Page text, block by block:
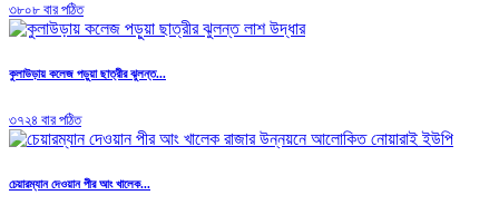
৩৮০৮ বার পঠিত
কুলাউড়ায় কলেজ পড়ুয়া ছাত্রীর ঝুলন্ত...
৩৭২৪ বার পঠিত
চেয়ারম্যান দেওয়ান পীর আং খালেক...